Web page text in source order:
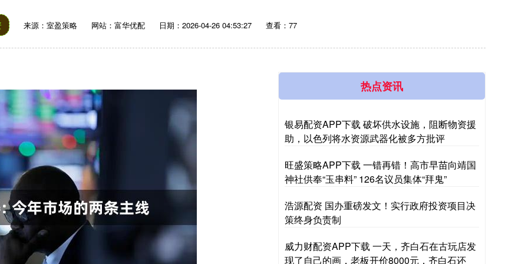
来源：室盈策略 网站：富华优配 日期：2026-04-26 04:53:27 查看：77
热点资讯
银易配资APP下载 破坏供水设施，阻断物资援
助，以色列将水资源武器化被多方批评
旺盛策略APP下载 一错再错！高市早苗向靖国
神社供奉“玉串料” 126名议员集体“拜鬼”
浩源配资 国办重磅发文！实行政府投资项目决
策终身负责制
威力财配资APP下载 一天，齐白石在古玩店发
现了自己的画，老板开价8000元，齐白石还